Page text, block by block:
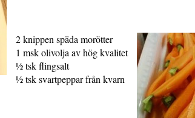
2 knippen späda morötter
1 msk olivolja av hög kvalitet
½ tsk flingsalt
½ tsk svartpeppar från kvarn